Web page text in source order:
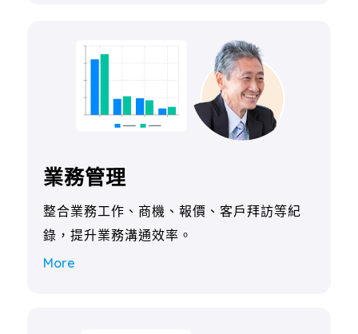
業務管理
整合業務工作、商機、報價、客戶拜訪等紀
錄，提升業務溝通效率。
More